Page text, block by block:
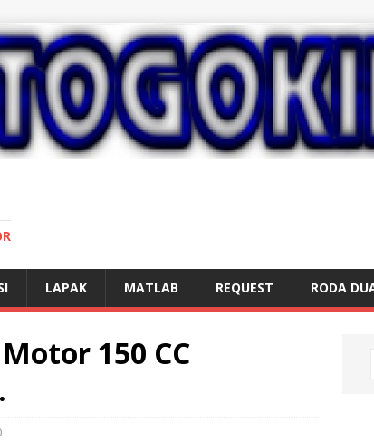
LAPAK MATLAB REQUEST RODA
150 CC